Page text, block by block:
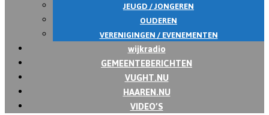
JEUGD / JONGEREN
OUDEREN
VERENIGINGEN / EVENEMENTEN
wijkradio
GEMEENTEBERICHTEN
VUGHT.NU
HAAREN.NU
VIDEO’S